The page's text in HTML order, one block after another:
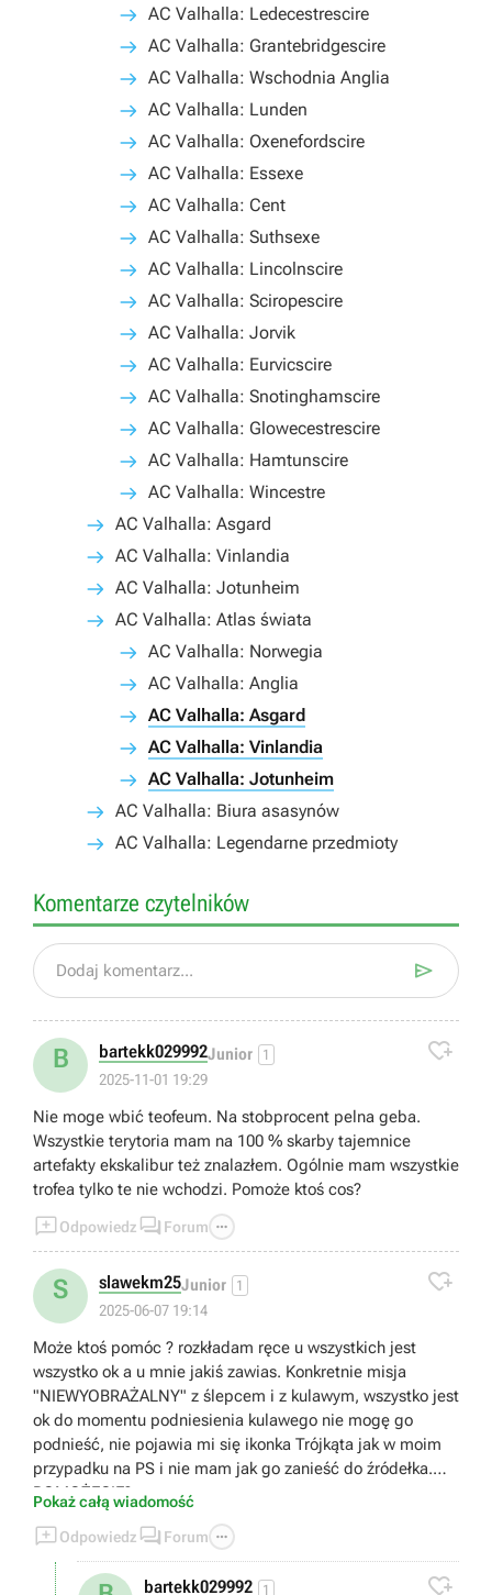
AC Valhalla: Ledecestrescire
AC Valhalla: Grantebridgescire
AC Valhalla: Wschodnia Anglia
AC Valhalla: Lunden
AC Valhalla: Oxenefordscire
AC Valhalla: Essexe
AC Valhalla: Cent
AC Valhalla: Suthsexe
AC Valhalla: Lincolnscire
AC Valhalla: Sciropescire
AC Valhalla: Jorvik
AC Valhalla: Eurvicscire
AC Valhalla: Snotinghamscire
AC Valhalla: Glowecestrescire
AC Valhalla: Hamtunscire
AC Valhalla: Wincestre
AC Valhalla: Asgard
AC Valhalla: Vinlandia
AC Valhalla: Jotunheim
AC Valhalla: Atlas świata
AC Valhalla: Norwegia
AC Valhalla: Anglia
AC Valhalla: Asgard
AC Valhalla: Vinlandia
AC Valhalla: Jotunheim
AC Valhalla: Biura asasynów
AC Valhalla: Legendarne przedmioty
Komentarze czytelników
Dodaj komentarz... 
B bartekk029992Junior 1
2025-11-01 19:29

Nie moge wbić teofeum. Na stobprocent pelna geba.
Wszystkie terytoria mam na 100 % skarby tajemnice
artefakty ekskalibur też znalazłem. Ogólnie mam wszystkie
trofea tylko te nie wchodzi. Pomoże ktoś cos?
Odpowiedz  Forum 
S slawekm25Junior 1
2025-06-07 19:14

Może ktoś pomóc ? rozkładam ręce u wszystkich jest
wszystko ok a u mnie jakiś zawias. Konkretnie misja
"NIEWYOBRAŻALNY" z ślepcem i z kulawym, wszystko jest
ok do momentu podniesienia kulawego nie mogę go
podnieść, nie pojawia mi się ikonka Trójkąta jak w moim
przypadku na PS i nie mam jak go zanieść do źródełka.
POMOŻECIE?
Pokaż całą wiadomość
Odpowiedz  Forum 
bartekk029992 1 